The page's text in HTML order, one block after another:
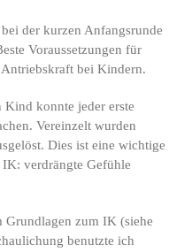
der kurzen Anfangsrunde
Voraussetzungen für
bei Kindern.
Kind konnte jeder erste
Vereinzelt wurden
Dies ist eine wichtige
verdrängte Gefühle
Grundlagen zum IK (siehe
benutzte ich